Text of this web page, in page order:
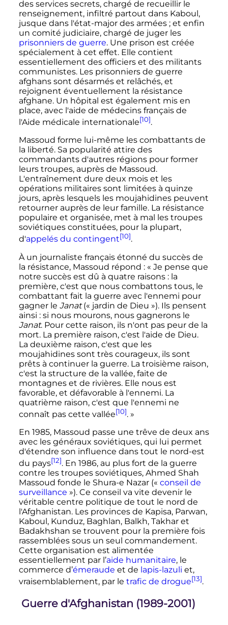
des services secrets, chargé de recueillir le
renseignement, infiltré partout dans Kaboul,
jusque dans l'état-major des armées ; et enfin
un comité judiciaire, chargé de juger les
prisonniers de guerre. Une prison est créée
spécialement à cet effet. Elle contient
essentiellement des officiers et des militants
communistes. Les prisonniers de guerre
afghans sont désarmés et relâchés, et
rejoignent éventuellement la résistance
afghane. Un hôpital est également mis en
place, avec l'aide de médecins français de
l'Aide médicale internationale[10].
Massoud forme lui-même les combattants de
la liberté. Sa popularité attire des
commandants d'autres régions pour former
leurs troupes, auprès de Massoud.
L'entraînement dure deux mois et les
opérations militaires sont limitées à quinze
jours, après lesquels les moujahidines peuvent
retourner auprès de leur famille. La résistance
populaire et organisée, met à mal les troupes
soviétiques constituées, pour la plupart,
d'appelés du contingent[10].
À un journaliste français étonné du succès de
la résistance, Massoud répond : « Je pense que
notre succès est dû à quatre raisons : la
première, c'est que nous combattons tous, le
combattant fait la guerre avec l'ennemi pour
gagner le Janat(« jardin de Dieu »). Ils pensent
ainsi : si nous mourons, nous gagnerons le
Janat. Pour cette raison, ils n'ont pas peur de la
mort. La première raison, c'est l'aide de Dieu.
La deuxième raison, c'est que les
moujahidines sont très courageux, ils sont
prêts à continuer la guerre. La troisième raison,
c'est la structure de la vallée, faite de
montagnes et de rivières. Elle nous est
favorable, et défavorable à l'ennemi. La
quatrième raison, c'est que l'ennemi ne
connaît pas cette vallée[10]. »
En 1985, Massoud passe une trêve de deux ans
avec les généraux soviétiques, qui lui permet
d'étendre son influence dans tout le nord-est
du pays[12]. En 1986, au plus fort de la guerre
contre les troupes soviétiques, Ahmed Shah
Massoud fonde le Shura-e Nazar (« conseil de
surveillance »). Ce conseil va vite devenir le
véritable centre politique de tout le nord de
l'Afghanistan. Les provinces de Kapisa, Parwan,
Kaboul, Kunduz, Baghlan, Balkh, Takhar et
Badakhshan se trouvent pour la première fois
rassemblées sous un seul commandement.
Cette organisation est alimentée
essentiellement par l’aide humanitaire, le
commerce d’émeraude et de lapis-lazuli et,
vraisemblablement, par le trafic de drogue[13].
Guerre d'Afghanistan (1989-2001)